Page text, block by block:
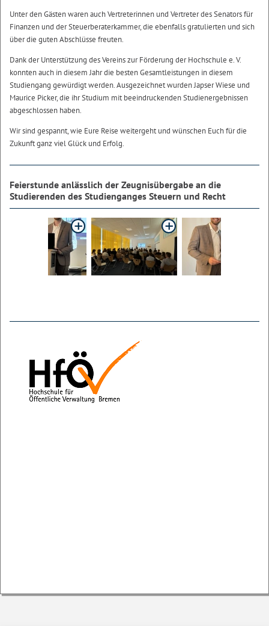
Unter den Gästen waren auch Vertreterinnen und Vertreter des Senators für
Finanzen und der Steuerberaterkammer, die ebenfalls gratulierten und sich
über die guten Abschlüsse freuten.
Dank der Unterstützung des Vereins zur Förderung der Hochschule e. V.
konnten auch in diesem Jahr die besten Gesamtleistungen in diesem
Studiengang gewürdigt werden. Ausgezeichnet wurden Japser Wiese und
Maurice Picker, die ihr Studium mit beeindruckenden Studienergebnissen
abgeschlossen haben.
Wir sind gespannt, wie Eure Reise weitergeht und wünschen Euch für die
Zukunft ganz viel Glück und Erfolg.
Feierstunde anlässlich der Zeugnisübergabe an die
Studierenden des Studienganges Steuern und Recht